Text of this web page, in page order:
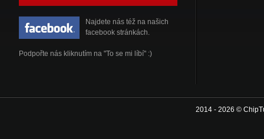
Najdete nás též na našich
facebook stránkách.
Podpořte nás kliknutím na "To se mi líbí" :)
2014 - 2026 ©